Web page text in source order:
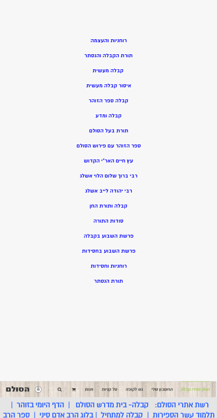
רוחניות והעצמה
תורת הקבלה והנסתר
קבלה מעשית
איסור קבלה מעשית
קבלה ספר הזוהר
קבלה ומדע
תורת בעל הסולם
ספר הזוהר עם פירוש הסולם
עץ חיים האר”י הקדוש
רבי ברוך שלום הלוי אשלג
רבי יהודה לייב אשלג
קבלה ותורת החן
סודות התורה
פרשת השבוע בקבלה
פרשת השבוע בחסידות
רוחניות וחסידות
תורת הנסתר
רשת אתרי הסולם: קבלה- בית מדרש הסולם |הדף היומי בזוהר |
תלמוד עשר הספירות | קבלה למתחיל |בלוג הרב אדם סיני |ספר הרב